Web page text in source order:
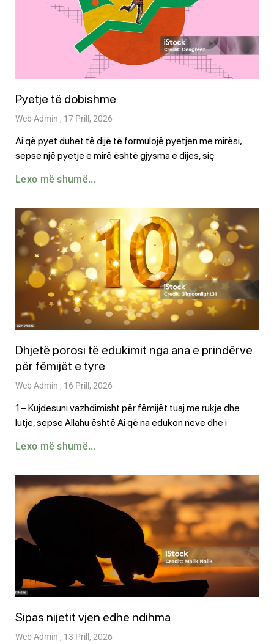
Pyetje të dobishme
Web Admin 17 Prill, 2026
Ai që pyet duhet të dijë të formulojë pyetjen me mirësi,
sepse një pyetje e mirë është gjysma e dijes, siç
Lexo më shumë...
Dhjetë porosi të edukimit nga ana e prindërve
për fëmijët e tyre
Web Admin 16 Prill, 2026
1 – Kujdesuni vazhdimisht për fëmijët tuaj me rukje dhe
lutje, sepse Allahu është Ai që na edukon neve dhe i
Lexo më shumë...
Sipas nijetit vjen edhe ndihma
Web Admin 13 Prill, 2026